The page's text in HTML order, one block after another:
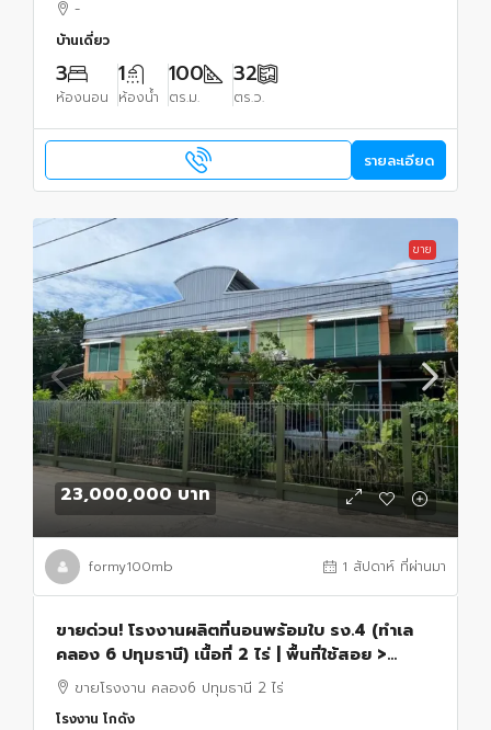
-
บ้านเดี่ยว
3
ห้องนอน
1
ห้องน้ำ
100
ตร.ม.
32
ตร.ว.
รายละเอียด
ขาย
23,000,000 บาท
formy100mb 1 สัปดาห์ ที่ผ่านมา
ขายด่วน! โรงงานผลิตที่นอนพร้อมใบ รง.4 (ทำเล
คลอง 6 ปทุมธานี) เนื้อที่ 2 ไร่ | พื้นที่ใช้สอย >
3,000 ตร.ม. | พร้อมดำเนินกิจการได้ทันที
ขายโรงงาน คลอง6 ปทุมธานี 2 ไร่
โรงงาน โกดัง